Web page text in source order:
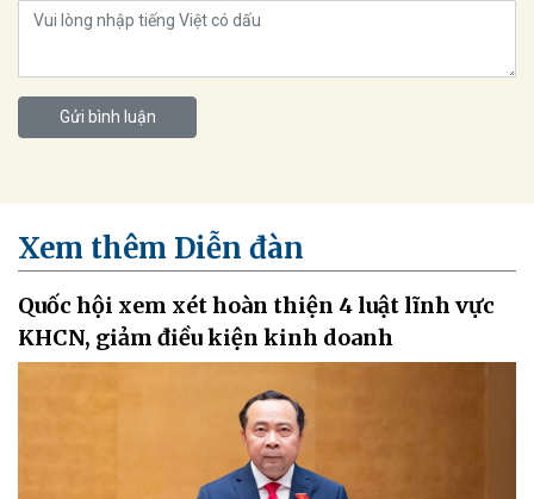
Gửi bình luận
Xem thêm Diễn đàn
Quốc hội xem xét hoàn thiện 4 luật lĩnh vực
KHCN, giảm điều kiện kinh doanh